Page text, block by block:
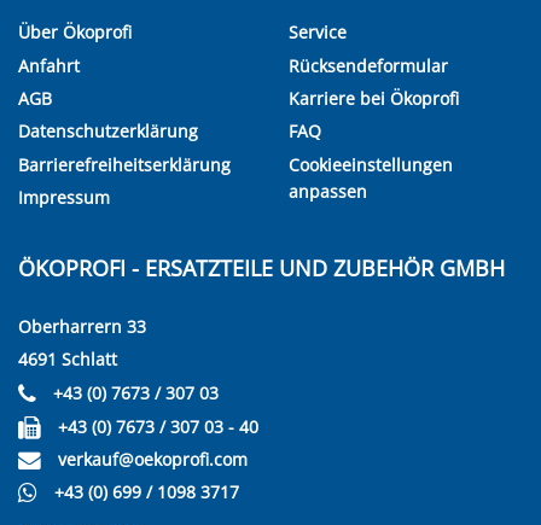
Über Ökoprofi
Anfahrt
AGB
Datenschutzerklärung
Barrierefreiheitserklärung
Impressum
Service
Rücksendeformular
Karriere bei Ökoprofi
FAQ
Cookieeinstellungen
anpassen
ÖKOPROFI - ERSATZTEILE UND ZUBEHÖR GMBH
Oberharrern 33
4691 Schlatt
+43 (0) 7673 / 307 03
+43 (0) 7673 / 307 03 - 40
verkauf@oekoprofi.com
+43 (0) 699 / 1098 3717